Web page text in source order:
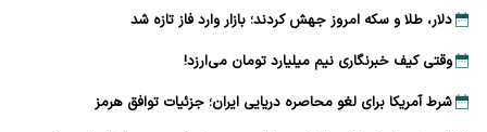
دلار، طلا و سکه امروز جهش کردند؛ بازار وارد فاز تازه شد
وقتی کیف خبرنگاری نیم میلیارد تومان می‌ارزد!
شرط آمریکا برای لغو محاصره دریایی ایران؛ جزئیات توافق هرمز